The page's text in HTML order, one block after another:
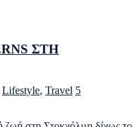
ΣΤΗ
Lifestyle, Travel 5